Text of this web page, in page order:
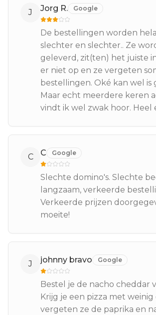
J Jorg R. Google
De bestellingen worden
slechter en slechter.. Ze
geleverd, zit(ten) het juiste
er niet op en ze vergeten
bestellingen. Oké kan wel is
Maar echt meerdere keren
vindt ik wel zwak hoor. Heel
C C Google
Slechte domino's. Slechte
langzaam, verkeerde
Verkeerde prijzen
moeite!
J johnny bravo Google
Bestel je de nacho cheddar
Krijg je een pizza met
vergeten ze de paprika en